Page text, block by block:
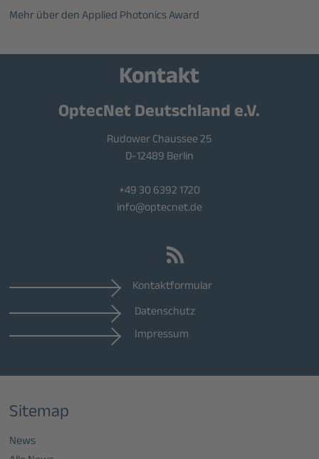
Mehr über den Applied Photonics Award
Kontakt
OptecNet Deutschland e.V.
Rudower Chaussee 25
D-12489 Berlin
+49 30 6392 1720
info@optecnet.de
Kontaktformular
Datenschutz
Impressum
Sitemap
News